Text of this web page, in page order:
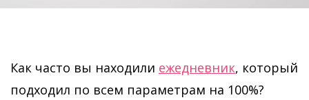
Как часто вы находили ежедневник, который
подходил по всем параметрам на 100%?